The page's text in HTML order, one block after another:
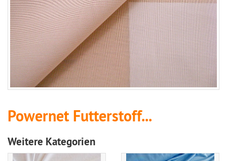
Powernet Futterstoff...
Weitere Kategorien